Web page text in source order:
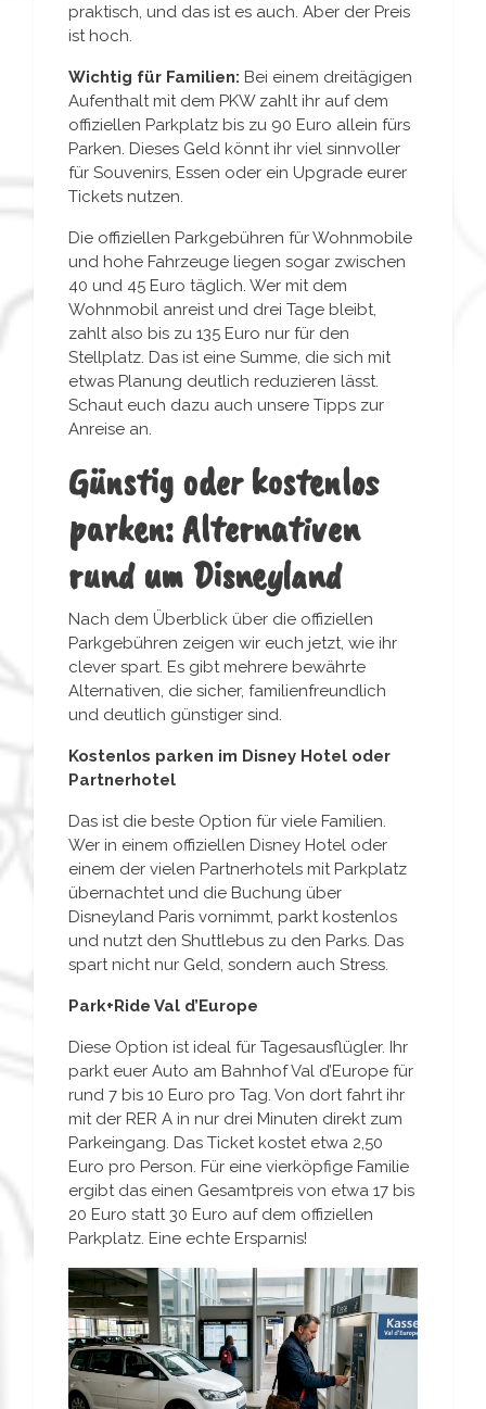
praktisch, und das ist es auch. Aber der Preis
ist hoch.
Wichtig für Familien: Bei einem dreitägigen
Aufenthalt mit dem PKW zahlt ihr auf dem
offiziellen Parkplatz bis zu 90 Euro allein fürs
Parken. Dieses Geld könnt ihr viel sinnvoller
für Souvenirs, Essen oder ein Upgrade eurer
Tickets nutzen.
Die offiziellen Parkgebühren für Wohnmobile
und hohe Fahrzeuge liegen sogar zwischen
40 und 45 Euro täglich. Wer mit dem
Wohnmobil anreist und drei Tage bleibt,
zahlt also bis zu 135 Euro nur für den
Stellplatz. Das ist eine Summe, die sich mit
etwas Planung deutlich reduzieren lässt.
Schaut euch dazu auch unsere Tipps zur
Anreise an.
Günstig oder kostenlos
parken: Alternativen
rund um Disneyland
Nach dem Überblick über die offiziellen
Parkgebühren zeigen wir euch jetzt, wie ihr
clever spart. Es gibt mehrere bewährte
Alternativen, die sicher, familienfreundlich
und deutlich günstiger sind.
Kostenlos parken im Disney Hotel oder
Partnerhotel
Das ist die beste Option für viele Familien.
Wer in einem offiziellen Disney Hotel oder
einem der vielen Partnerhotels mit Parkplatz
übernachtet und die Buchung über
Disneyland Paris vornimmt, parkt kostenlos
und nutzt den Shuttlebus zu den Parks. Das
spart nicht nur Geld, sondern auch Stress.
Park+Ride Val d’Europe
Diese Option ist ideal für Tagesausflügler. Ihr
parkt euer Auto am Bahnhof Val d’Europe für
rund 7 bis 10 Euro pro Tag. Von dort fahrt ihr
mit der RER A in nur drei Minuten direkt zum
Parkeingang. Das Ticket kostet etwa 2,50
Euro pro Person. Für eine vierköpfige Familie
ergibt das einen Gesamtpreis von etwa 17 bis
20 Euro statt 30 Euro auf dem offiziellen
Parkplatz. Eine echte Ersparnis!